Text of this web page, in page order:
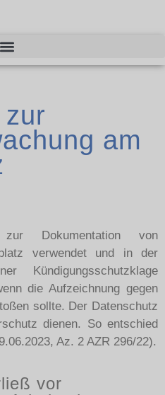
am
zur Dokumentation von
verwendet und in der
Kündigungsschutzklage
die Aufzeichnung gegen
sollte. Der Datenschutz
dienen. So entschied
Az. 2 AZR 296/22).
vor